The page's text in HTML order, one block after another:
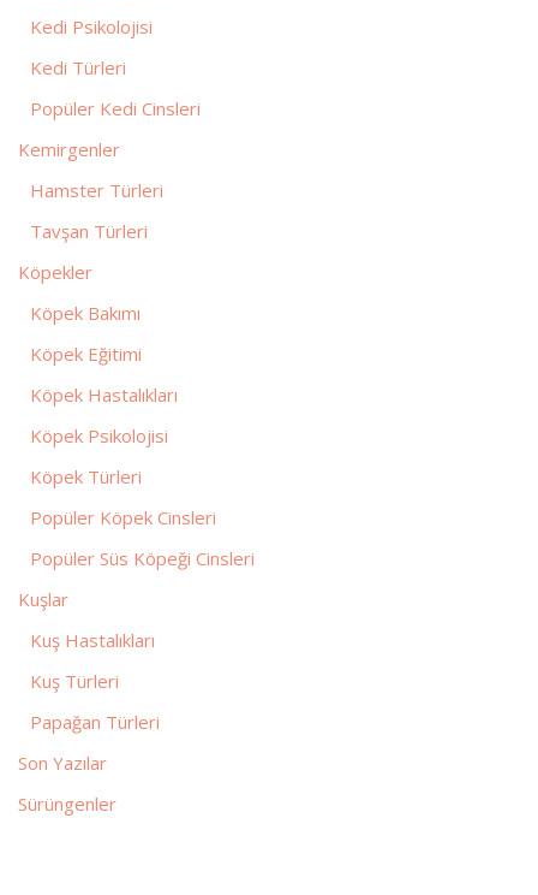
Kedi Psikolojisi
Kedi Türleri
Popüler Kedi Cinsleri
Kemirgenler
Hamster Türleri
Tavşan Türleri
Köpekler
Köpek Bakımı
Köpek Eğitimi
Köpek Hastalıkları
Köpek Psikolojisi
Köpek Türleri
Popüler Köpek Cinsleri
Popüler Süs Köpeği Cinsleri
Kuşlar
Kuş Hastalıkları
Kuş Türleri
Papağan Türleri
Son Yazılar
Sürüngenler